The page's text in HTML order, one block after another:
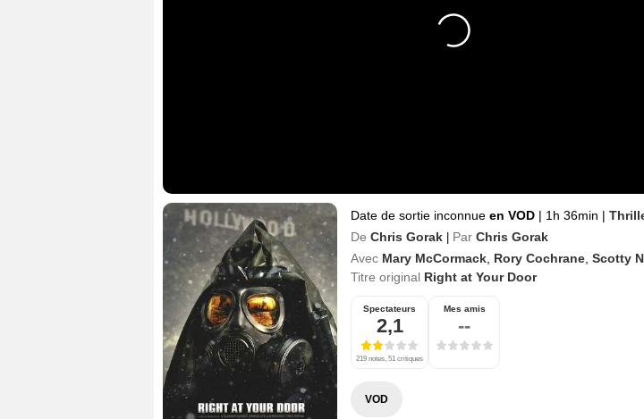
Date de sortie inconnue en VOD | 1h 36min |
De Chris Gorak | Par Chris Gorak
Avec Mary McCormack Rory Cochrane Scotty
Titre original Right at Your Door
Spectateurs
2,1
219 notes, 51 critiques
Mes amis
--
VOD